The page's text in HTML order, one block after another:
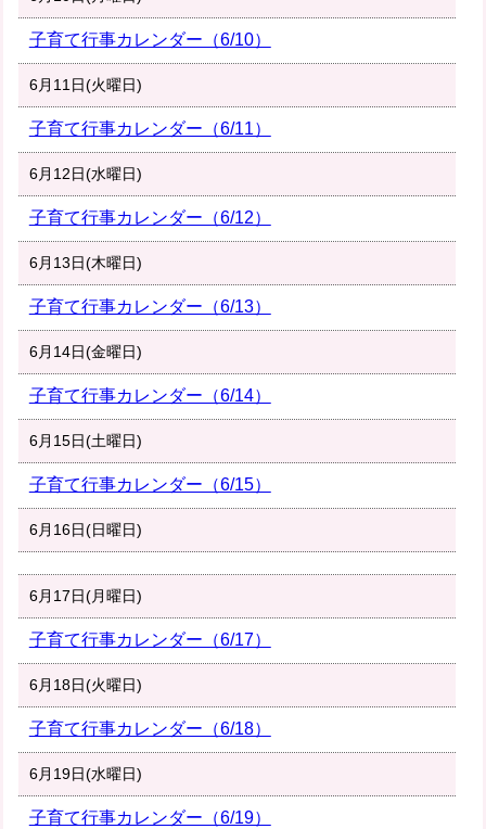
子育て行事カレンダー（6/10）
6月11日(火曜日)
子育て行事カレンダー（6/11）
6月12日(水曜日)
子育て行事カレンダー（6/12）
6月13日(木曜日)
子育て行事カレンダー（6/13）
6月14日(金曜日)
子育て行事カレンダー（6/14）
6月15日(土曜日)
子育て行事カレンダー（6/15）
6月16日(日曜日)
6月17日(月曜日)
子育て行事カレンダー（6/17）
6月18日(火曜日)
子育て行事カレンダー（6/18）
6月19日(水曜日)
子育て行事カレンダー（6/19）